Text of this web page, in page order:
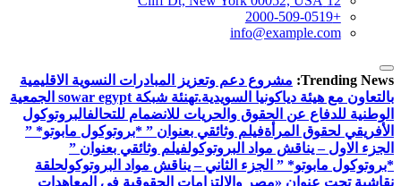
+2000-509-0519
info@example.com
Trending News: مشروع دعم وتعزيز المبادرات النسوية الاقليمية
بالتعاون مع هيئة دياكونيا السويدية.
تهنئة شبكة sowar egypt الجمعية
الوطنية للدفاع عن الحقوق والحريات للانضمام للتحالفالبروتوكول
الأفريقي لحقوق المرأةفيلم وثائقي بعنوان ” *بروتوكول مابوتو* ”
الجزء الاول – يناقش مواد البروتوكولفيلم وثائقي بعنوان ”
*بروتوكول مابوتو* ” الجزء الثاني – يناقش مواد البروتوكولحلقة
نقاشية تحت عنوان «مصر والالتزامات الحقوقية في المعاهدات